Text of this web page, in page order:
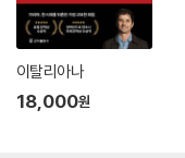
이탈리아나
18,000원